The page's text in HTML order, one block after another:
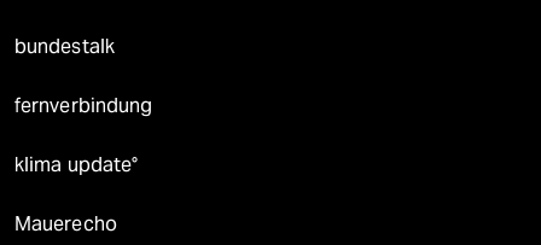
bundestalk
fernverbindung
klima update°
Mauerecho